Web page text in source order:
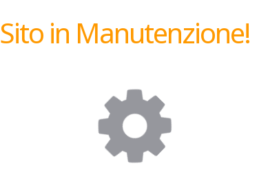
Sito in Manutenzione!